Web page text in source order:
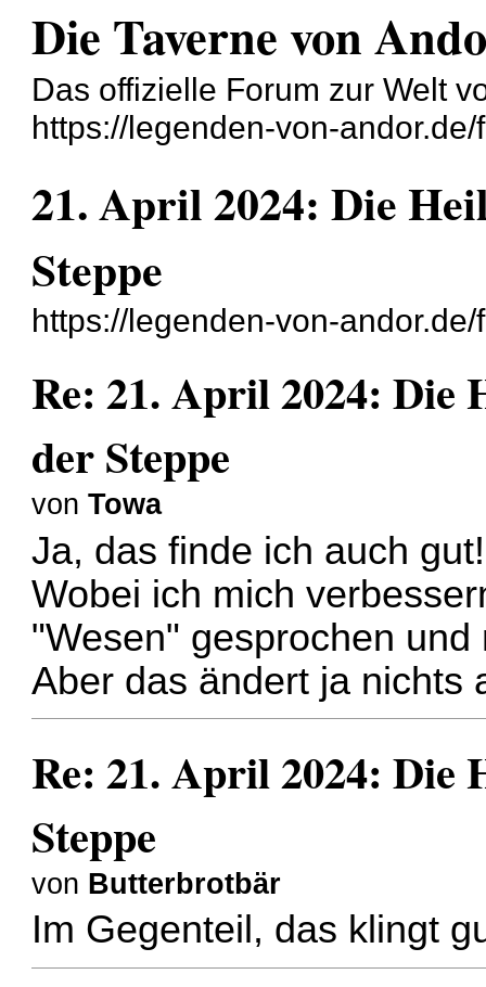
Die Taverne von
Das offizielle Forum zur Welt
https://legenden-von-andor.de/
21. April 2024: Die
Steppe
https://legenden-von-
Re: 21. April 2024: Die
der Steppe
vonTowa
Ja, das finde ich auch
Wobei ich mich
"Wesen" gesprochen
Aber das ändert ja nichts
Re: 21. April 2024: Die
Steppe
von Butterbrotbär
Im Gegenteil, das klingt